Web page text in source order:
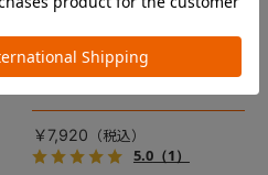
【コムペット ペットカート
用】
愛車の目印に！ふわふわ生地
あごのせクッション。
￥7,920
5.0（1）